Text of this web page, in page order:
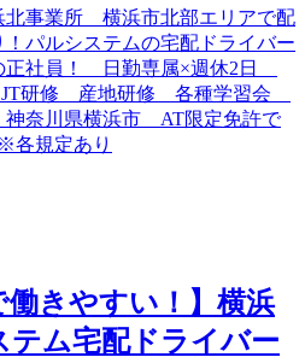
働きやすい！】横浜
テム宅配ドライバー